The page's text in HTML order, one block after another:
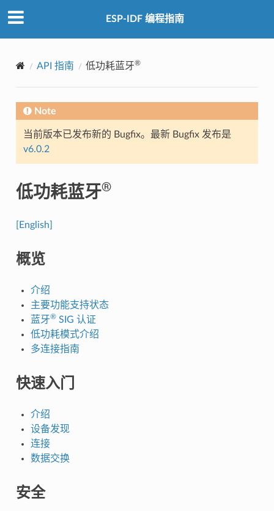
ESP-IDF 编程指南
API 指南 低功耗蓝牙®
Note
当前版本已发布新的 Bugfix。最新 Bugfix 发布是
v6.0.2
低功耗蓝牙®
[English]
概览
介绍
主要功能支持状态
蓝牙®SIG 认证
低功耗模式介绍
多连接指南
快速入门
介绍
设备发现
连接
数据交换
安全